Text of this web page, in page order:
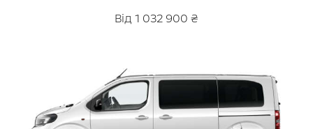
Від 1 032 900 ₴